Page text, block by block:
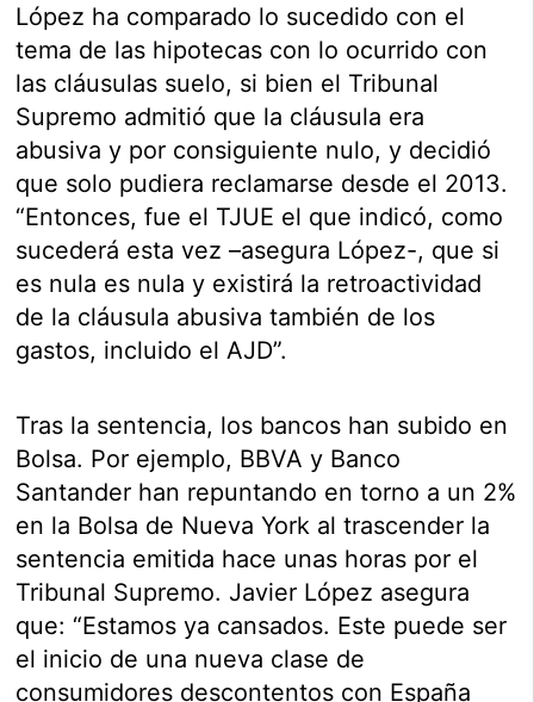
López ha comparado lo sucedido con el
tema de las hipotecas con lo ocurrido con
las cláusulas suelo, si bien el Tribunal
Supremo admitió que la cláusula era
abusiva y por consiguiente nulo, y decidió
que solo pudiera reclamarse desde el 2013.
“Entonces, fue el TJUE el que indicó, como
sucederá esta vez –asegura López-, que si
es nula es nula y existirá la retroactividad
de la cláusula abusiva también de los
gastos, incluido el AJD”.
Tras la sentencia, los bancos han subido en
Bolsa. Por ejemplo, BBVA y Banco
Santander han repuntando en torno a un 2%
en la Bolsa de Nueva York al trascender la
sentencia emitida hace unas horas por el
Tribunal Supremo. Javier López asegura
que: “Estamos ya cansados. Este puede ser
el inicio de una nueva clase de
consumidores descontentos con España